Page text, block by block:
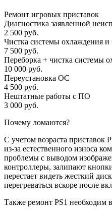
Ремонт игровых приставок
Диагностика заявленной
2 500 руб.
Чистка системы охлаждения и
7 500 руб.
Переборка + чистка системы
10 000 руб.
Переустановка ОС
4 500 руб.
Нештатные работы с ПО
3 000 руб.
Почему ломаются?
С учетом возраста приставок
из-за естественного износа
проблемы с выводом
контроллеры, залипают
перестает видеть жесткий
перегреваться вскоре после
Также ремонт PS1 необходим